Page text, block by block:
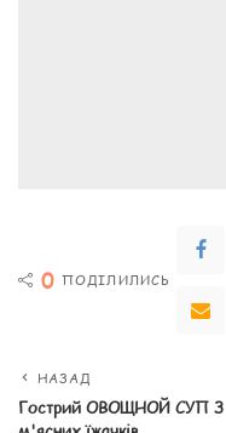
0 ПОДІЛИЛИСЬ
НАЗАД
Гострий ОВОЩНОЙ СУП З